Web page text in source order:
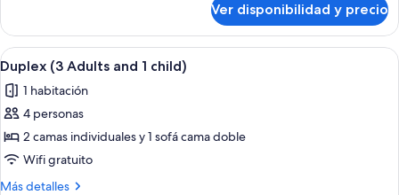
3
children)
(1
Adult
and
children)
Ver disponibilidad y precio
Ver
todas
las
fotos
de
Duplex
(3
Minibar, caja de seguridad en la
6
Duplex (3 Adults and 1 child)
1 habitación
4 personas
2 camas individuales y 1 sofá cama doble
Wifi gratuito
Más detalles
Más